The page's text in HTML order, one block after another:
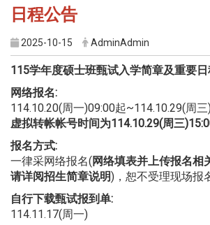
日程公告
2025-10-15 AdminAdmin
115学年度硕士班甄试入学简章及重要
网络报名:
114.10.20(周一)09:00起~114.10.29(周
虚拟转帐帐号时间为114.10.29(周三
报名方式:
一律采网络报名(网络填表并上传报名相
请详阅招生简章说明)，恕不受理现场报
自行下载甄试报到单:
114.11.17(周一)